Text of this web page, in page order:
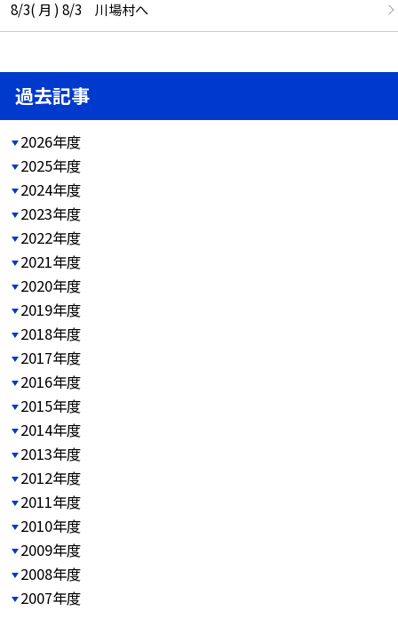
8/3( 月 ) 8/3 川場村へ
過去記事
2026年度
2025年度
2024年度
2023年度
2022年度
2021年度
2020年度
2019年度
2018年度
2017年度
2016年度
2015年度
2014年度
2013年度
2012年度
2011年度
2010年度
2009年度
2008年度
2007年度